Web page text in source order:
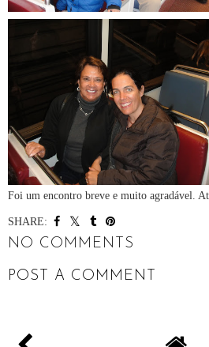
Foi um encontro breve e muito agradável.
SHARE:
NO COMMENTS
POST A COMMENT